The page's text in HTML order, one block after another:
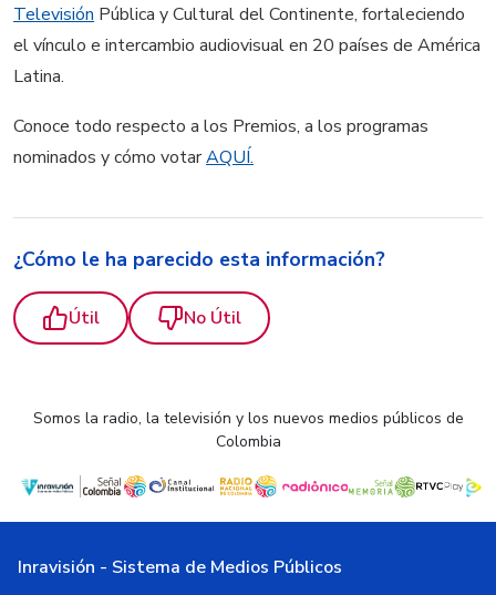
Televisión Pública y Cultural del Continente, fortaleciendo
el vínculo e intercambio audiovisual en 20 países de América
Latina.
Conoce todo respecto a los Premios, a los programas
nominados y cómo votarAQUÍ.
¿Cómo le ha parecido esta información?
Útil No Útil
Somos la radio, la televisión y los nuevos medios públicos de
Colombia
Inravisión - Sistema de Medios Públicos